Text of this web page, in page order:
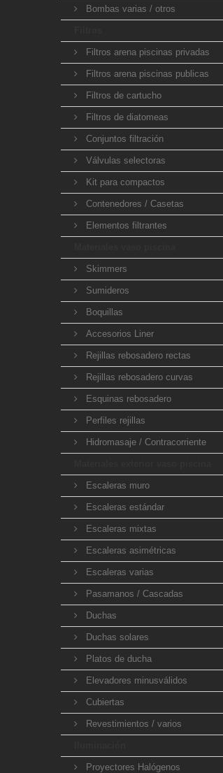
Bombas varias / otros
Filtros arena piscinas privadas
Filtros arena piscinas publicas
Filtros de cartucho
Filtros de diatomeas
Conjuntos filtración
Válvulas selectoras
Kit para compactos
Contenedores / Casetas
Elementos filtrantes
Skimmers
Sumideros
Boquillas
Accesorios Liner
Rejillas rebosadero rectas
Rejillas rebosadero curvas
Esquinas rebosadero
Perfiles rejillas
Hidromasaje / Contracorriente
Escaleras muro
Escaleras estándar
Escaleras mixtas
Escaleras asimétricas
Escaleras varias
Pasamanos / Cascadas
Duchas
Duchas solares
Platos de ducha
Elevadores minusválidos
Cubiertas
Revestimientos / varios
Proyectores Halógenos